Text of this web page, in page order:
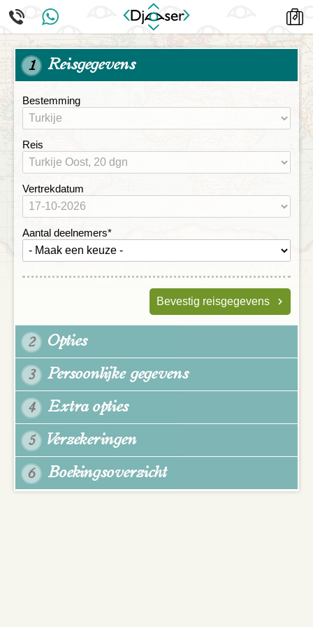
1 Reisgegevens
Bestemming
Reis
Vertrekdatum
Aantal deelnemers*
Bevestig reisgegevens
2 Opties
3 Persoonlijke gegevens
4 Extra opties
5 Verzekeringen
6 Boekingsoverzicht